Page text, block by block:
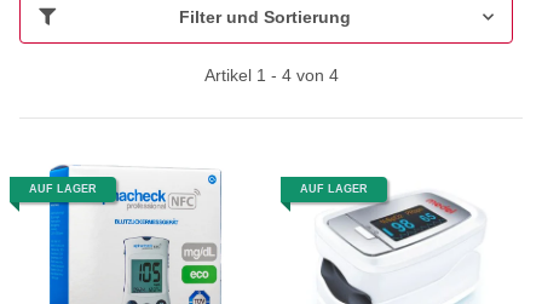
Filter und Sortierung
Artikel 1 - 4 von 4
AUF LAGER AUF LAGER